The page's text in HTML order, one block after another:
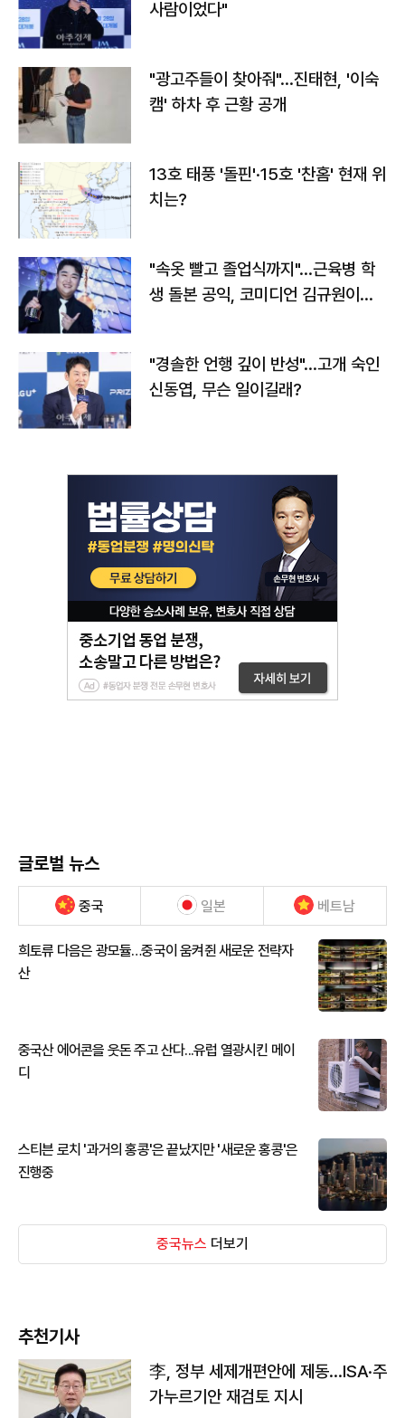
사람이었다"
"광고주들이 찾아줘"…진태현, '이숙
캠' 하차 후 근황 공개
13호 태풍 '돌핀'·15호 '찬홈' 현재 위
치는?
"속옷 빨고 졸업식까지"…근육병 학
생 돌본 공익, 코미디언 김규원이었
"경솔한 언행 깊이 반성"…고개 숙인
신동엽, 무슨 일이길래?
글로벌 뉴스
중국 일본 베트남
희토류 다음은 광모듈…중국이 움켜쥔 새로운 전략자
산
중국산 에어콘을 웃돈 주고 산다...유럽 열광시킨 메이
디
스티븐 로치 '과거의 홍콩'은 끝났지만 '새로운 홍콩'은
진행중
중국뉴스 더보기
추천기사
李, 정부 세제개편안에 제동…ISA·주
가누르기안 재검토 지시